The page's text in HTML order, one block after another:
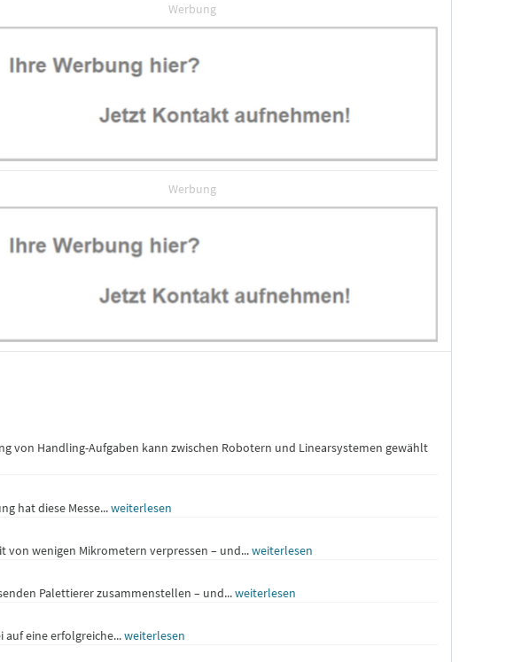
Werbung
Werbung
von Handling-Aufgaben kann zwischen Robotern und Linearsystemen gewählt
hat diese Messe...weiterlesen
von wenigen Mikrometern verpressen – und...weiterlesen
Palettierer zusammenstellen – und...weiterlesen
auf eine erfolgreiche...weiterlesen